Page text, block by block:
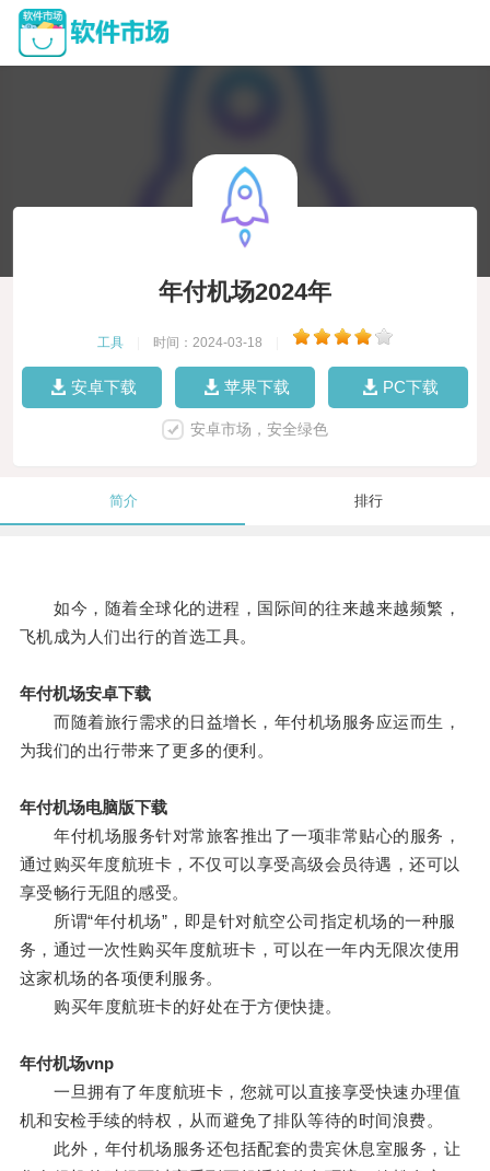
年付机场2024年
工具 时间：2024-03-18
安卓下载 苹果下载 PC下载
安卓市场，安全绿色
简介 排行
如今，随着全球化的进程，国际间的往来越来越频繁，
飞机成为人们出行的首选工具。
年付机场安卓下载
而随着旅行需求的日益增长，年付机场服务应运而生，
为我们的出行带来了更多的便利。
年付机场电脑版下载
年付机场服务针对常旅客推出了一项非常贴心的服务，
通过购买年度航班卡，不仅可以享受高级会员待遇，还可以
享受畅行无阻的感受。
所谓“年付机场”，即是针对航空公司指定机场的一种服
务，通过一次性购买年度航班卡，可以在一年内无限次使用
这家机场的各项便利服务。
购买年度航班卡的好处在于方便快捷。
年付机场vnp
一旦拥有了年度航班卡，您就可以直接享受快速办理值
机和安检手续的特权，从而避免了排队等待的时间浪费。
此外，年付机场服务还包括配套的贵宾休息室服务，让